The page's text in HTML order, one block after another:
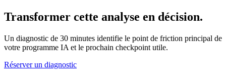
Transformer cette analyse en décision.
Un diagnostic de 30 minutes identifie le point de friction principal de
votre programme IA et le prochain checkpoint utile.
Réserver un diagnostic